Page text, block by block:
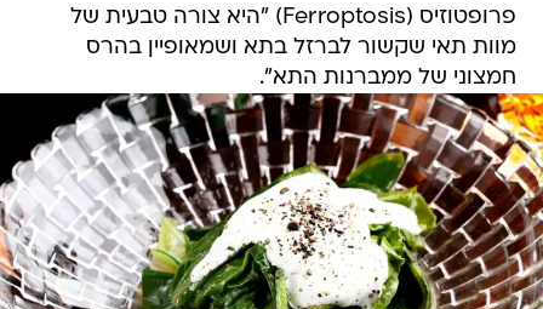
פרופטוזיס (Ferroptosis) "היא צורה טבעית של
מוות תאי שקשור לברזל בתא ושמאופיין בהרס
חמצוני של ממברנות התא".